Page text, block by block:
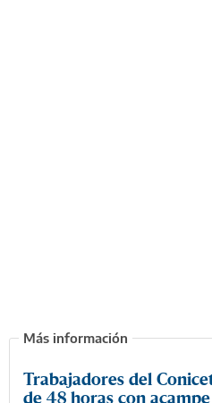
Trabajadores del
de 48 horas con